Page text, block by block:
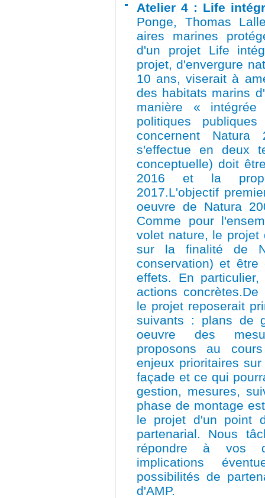
Atelier 4 : Life
Ponge, Thomas
aires marines
d'un projet Life
projet, d'envergure
10 ans, viserait à
des habitats marins
manière «
politiques
concernent
s'effectue en deux
conceptuelle) doit
2016 et la
2017.L'objectif
oeuvre de Natura
Comme pour
volet nature, le projet
sur la finalité de
conservation) et
effets. En
actions
le projet reposerait
suivants : plans de
oeuvre des
proposons au
enjeux prioritaires
façade et ce qui
gestion, mesures,
phase de montage
le projet d'un point
partenarial. Nous
répondre à vos
implications
possibilités de
d'AMP.